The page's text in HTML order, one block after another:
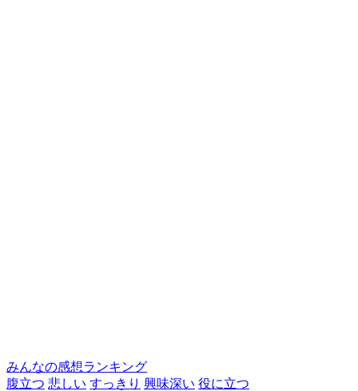
みんなの感想ランキング
腹立つ 悲しい すっきり 興味深い 役に立つ